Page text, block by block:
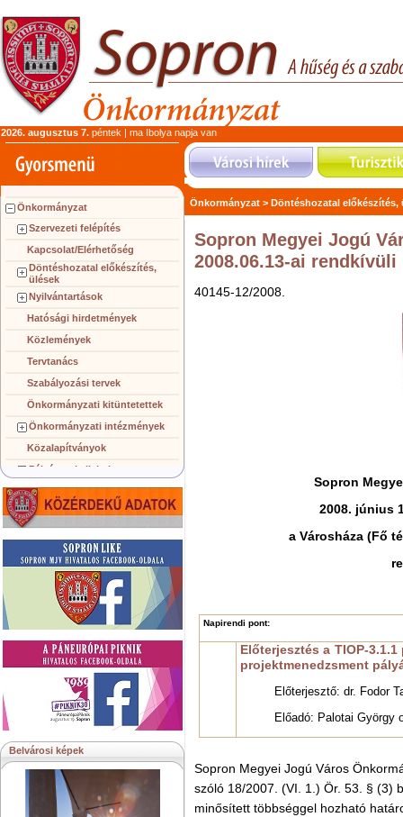
2026. augusztus 7. péntek | ma Ibolya napja van
Önkormányzat
Szervezeti felépítés
Kapcsolat/Elérhetőség
Döntéshozatal előkészítés,
ülések
Nyilvántartások
Hatósági hirdetmények
Közlemények
Tervtanács
Szabályozási tervek
Önkormányzati kitüntetettek
Önkormányzati intézmények
Közalapítványok
Pályázatok, licitek
Koncepciók, tervezetek
Településképi követelmények
Közérdekű információk
Testvérvárosok
Belvárosi képek
Önkormányzat > Döntéshozatal előkészítés,
Sopron Megyei Jogú
2008.06.13-ai rendkívüli
40145-12/2008.
Sopron
2008. június
a Városháza (Fő
Napirendi pont:
Előterjesztés a TIOP-
projektmenedzsment
Előterjesztő: dr. Fodor
Előadó: Palotai György
Sopron Megyei Jogú Város
szóló 18/2007. (VI. 1.) Ör. 53. § (3)
minősített többséggel hozható